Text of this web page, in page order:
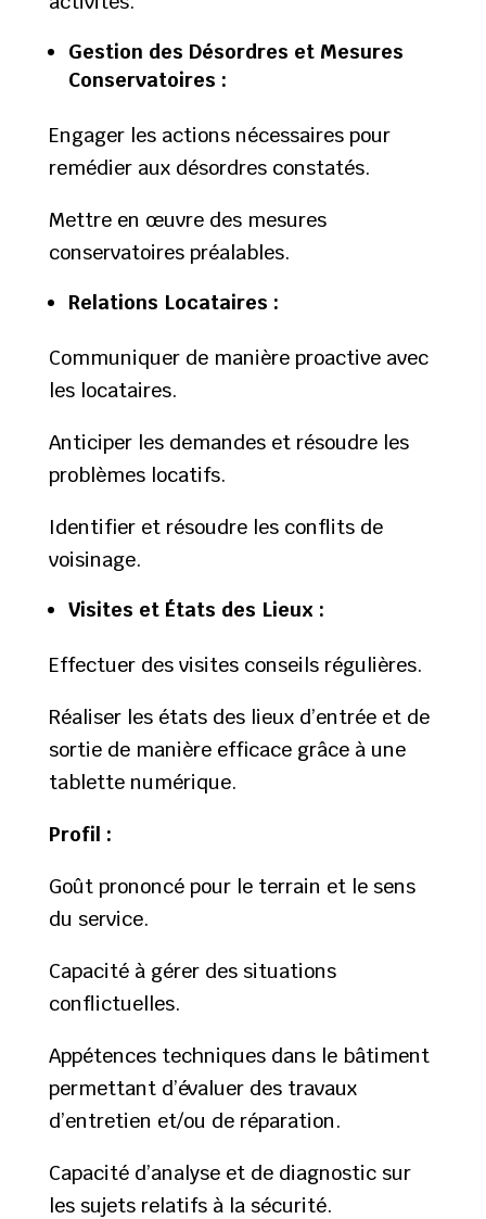
Gestion des Désordres et Mesures
Conservatoires :
Engager les actions nécessaires pour
remédier aux désordres constatés.
Mettre en œuvre des mesures
conservatoires préalables.
Relations Locataires :
Communiquer de manière proactive avec
les locataires.
Anticiper les demandes et résoudre les
problèmes locatifs.
Identifier et résoudre les conflits de
voisinage.
Visites et États des Lieux :
Effectuer des visites conseils régulières.
Réaliser les états des lieux d’entrée et de
sortie de manière efficace grâce à une
tablette numérique.
Profil :
Goût prononcé pour le terrain et le sens
du service.
Capacité à gérer des situations
conflictuelles.
Appétences techniques dans le bâtiment
permettant d’évaluer des travaux
d’entretien et/ou de réparation.
Capacité d’analyse et de diagnostic sur
les sujets relatifs à la sécurité.